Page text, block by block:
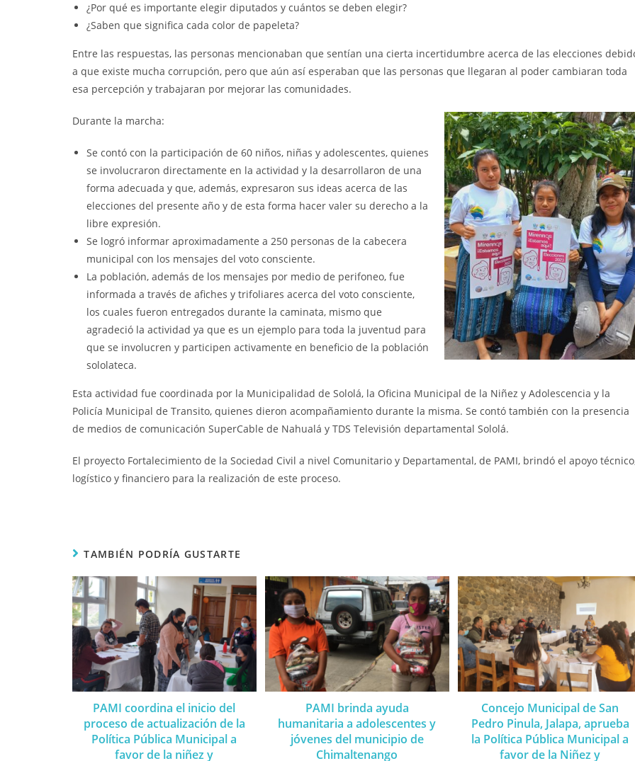
¿Por qué es importante elegir diputados y cuántos se deben elegir?
¿Saben que significa cada color de papeleta?
Entre las respuestas, las personas mencionaban que sentían una cierta incertidumbre acerca de las elecciones
a que existe mucha corrupción, pero que aún así esperaban que las personas que llegaran al poder cambiaran toda
esa percepción y trabajaran por mejorar las comunidades.
Durante la marcha:
Se contó con la participación de 60 niños, niñas y adolescentes, quienes
se involucraron directamente en la actividad y la desarrollaron de una
forma adecuada y que, además, expresaron sus ideas acerca de las
elecciones del presente año y de esta forma hacer valer su derecho a la
libre expresión.
Se logró informar aproximadamente a 250 personas de la cabecera
municipal con los mensajes del voto consciente.
La población, además de los mensajes por medio de perifoneo, fue
informada a través de afiches y trifoliares acerca del voto consciente,
los cuales fueron entregados durante la caminata, mismo que
agradeció la actividad ya que es un ejemplo para toda la juventud para
que se involucren y participen activamente en beneficio de la población
sololateca.
Esta actividad fue coordinada por la Municipalidad de Sololá, la Oficina Municipal de la Niñez y Adolescencia y la
Policía Municipal de Transito, quienes dieron acompañamiento durante la misma. Se contó también con la presencia
de medios de comunicación SuperCable de Nahualá y TDS Televisión departamental Sololá.
El proyecto Fortalecimiento de la Sociedad Civil a nivel Comunitario y Departamental, de PAMI, brindó el apoyo
logístico y financiero para la realización de este proceso.
TAMBIÉN PODRÍA GUSTARTE
PAMI coordina el inicio del
proceso de actualización de la
Política Pública Municipal a
favor de la niñez y
PAMI brinda ayuda
humanitaria a adolescentes y
jóvenes del municipio de
Chimaltenango
Concejo Municipal de San
Pedro Pinula, Jalapa, aprueba
la Política Pública Municipal a
favor de la Niñez y